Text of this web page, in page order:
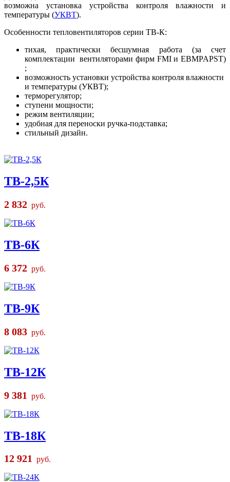
возможна установка устройства контроля влажности и
температуры (УКВТ).
Особенности тепловентиляторов серии ТВ-К:
тихая, практически бесшумная работа (за счет
комплектации вентиляторами фирм FMI и EBMPAPST)
;
возможность установки устройства контроля влажности
и температуры (УКВТ);
терморегулятор;
ступени мощности;
режим вентиляции;
удобная для переноски ручка-подставка;
стильный дизайн.
ТВ-2,5К
2 832 руб.
ТВ-6К
6 372 руб.
ТВ-9К
8 083 руб.
ТВ-12К
9 381 руб.
ТВ-18К
12 921 руб.